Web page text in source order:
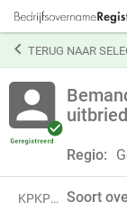
TERUG NAAR
Regio:
KPKP24DPF05Z Soort